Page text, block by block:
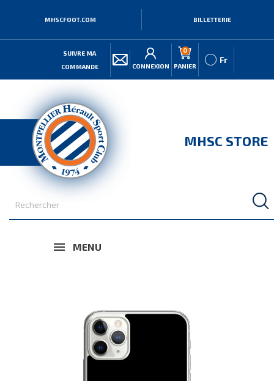
MHSCFOOT.COM BILLETTERIE
SUIVRE MA
COMMANDE
CONNEXION
0
PANIER
Fr
MHSC STORE
MENU